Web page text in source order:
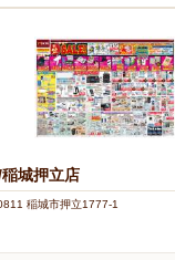
城押立店
稲城市押立1777-1